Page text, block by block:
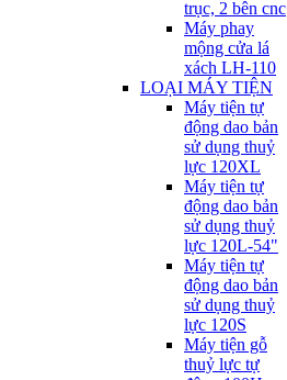
trục, 2 bên cnc
Máy phay
mộng cửa lá
xách LH-110
LOẠI MÁY TIỆN
Máy tiện tự
động dao bản
sử dụng thuỷ
lực 120XL
Máy tiện tự
động dao bản
sử dụng thuỷ
lực 120L-54"
Máy tiện tự
động dao bản
sử dụng thuỷ
lực 120S
Máy tiện gỗ
thuỷ lực tự